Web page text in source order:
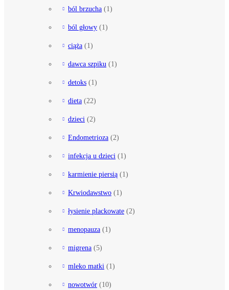
ból brzucha (1)
ból głowy (1)
ciąża (1)
dawca szpiku (1)
detoks (1)
dieta (22)
dzieci (2)
Endometrioza (2)
infekcja u dzieci (1)
karmienie piersią (1)
Krwiodawstwo (1)
łysienie plackowate (2)
menopauza (1)
migrena (5)
mleko matki (1)
nowotwór (10)